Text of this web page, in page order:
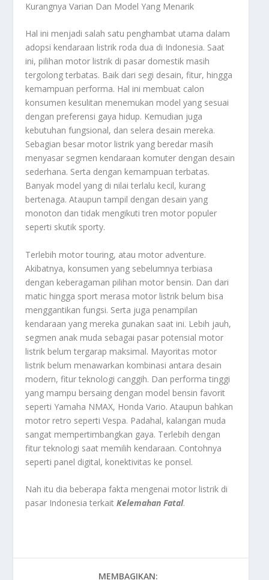
Kurangnya Varian Dan Model Yang Menarik
Hal ini menjadi salah satu penghambat utama dalam
adopsi kendaraan listrik roda dua di Indonesia. Saat
ini, pilihan motor listrik di pasar domestik masih
tergolong terbatas. Baik dari segi desain, fitur, hingga
kemampuan performa. Hal ini membuat calon
konsumen kesulitan menemukan model yang sesuai
dengan preferensi gaya hidup. Kemudian juga
kebutuhan fungsional, dan selera desain mereka.
Sebagian besar motor listrik yang beredar masih
menyasar segmen kendaraan komuter dengan desain
sederhana. Serta dengan kemampuan terbatas.
Banyak model yang di nilai terlalu kecil, kurang
bertenaga. Ataupun tampil dengan desain yang
monoton dan tidak mengikuti tren motor populer
seperti skutik sporty.
Terlebih motor touring, atau motor adventure.
Akibatnya, konsumen yang sebelumnya terbiasa
dengan keberagaman pilihan motor bensin. Dan dari
matic hingga sport merasa motor listrik belum bisa
menggantikan fungsi. Serta juga penampilan
kendaraan yang mereka gunakan saat ini. Lebih jauh,
segmen anak muda sebagai pasar potensial motor
listrik belum tergarap maksimal. Mayoritas motor
listrik belum menawarkan kombinasi antara desain
modern, fitur teknologi canggih. Dan performa tinggi
yang mampu bersaing dengan model bensin favorit
seperti Yamaha NMAX, Honda Vario. Ataupun bahkan
motor retro seperti Vespa. Padahal, kalangan muda
sangat mempertimbangkan gaya. Terlebih dengan
fitur teknologi saat memilih kendaraan. Contohnya
seperti panel digital, konektivitas ke ponsel.
Nah itu dia beberapa fakta mengenai motor listrik di
pasar Indonesia terkaitKelemahan Fatal.
MEMBAGIKAN: